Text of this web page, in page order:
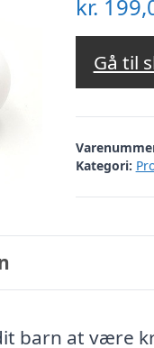
kr.
Gå til
Kategori:
barn at være